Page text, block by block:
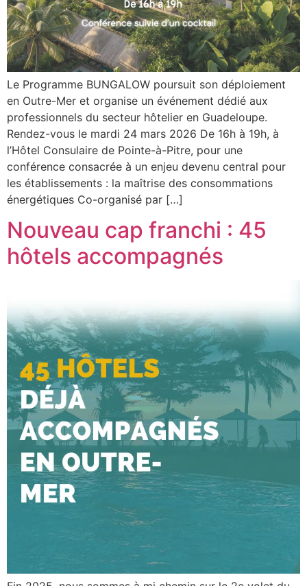
Le Programme BUNGALOW poursuit son déploiement
en Outre-Mer et organise un événement dédié aux
professionnels du secteur hôtelier en Guadeloupe.
Rendez-vous le mardi 24 mars 2026 De 16h à 19h, à
l’Hôtel Consulaire de Pointe-à-Pitre, pour une
conférence consacrée à un enjeu devenu central pour
les établissements : la maîtrise des consommations
énergétiques Co-organisé par […]
Nouveau cap franchi : 45
hôtels accompagnés